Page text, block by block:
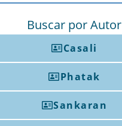
Buscar por Autor
Casali
Phatak
Sankaran